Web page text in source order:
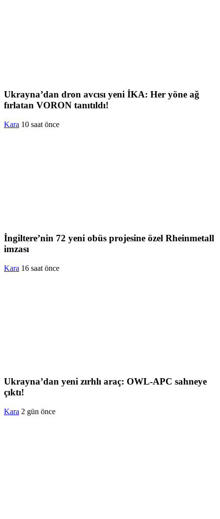
Ukrayna’dan dron avcısı yeni İKA: Her yöne ağ
fırlatan VORON tanıtıldı!
Kara 10 saat önce
İngiltere’nin 72 yeni obüs projesine özel Rheinmetall
imzası
Kara 16 saat önce
Ukrayna’dan yeni zırhlı araç: OWL-APC sahneye
çıktı!
Kara 2 gün önce